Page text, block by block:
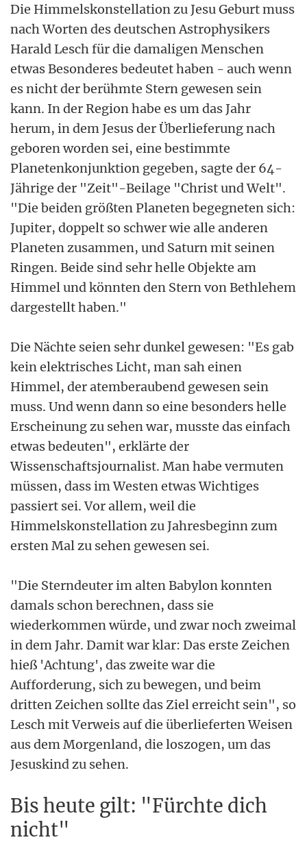
Die Himmelskonstellation zu Jesu Geburt muss
nach Worten des deutschen Astrophysikers
Harald Lesch für die damaligen Menschen
etwas Besonderes bedeutet haben - auch wenn
es nicht der berühmte Stern gewesen sein
kann. In der Region habe es um das Jahr
herum, in dem Jesus der Überlieferung nach
geboren worden sei, eine bestimmte
Planetenkonjunktion gegeben, sagte der 64-
Jährige der "Zeit"-Beilage "Christ und Welt".
"Die beiden größten Planeten begegneten sich:
Jupiter, doppelt so schwer wie alle anderen
Planeten zusammen, und Saturn mit seinen
Ringen. Beide sind sehr helle Objekte am
Himmel und könnten den Stern von Bethlehem
dargestellt haben."
Die Nächte seien sehr dunkel gewesen: "Es gab
kein elektrisches Licht, man sah einen
Himmel, der atemberaubend gewesen sein
muss. Und wenn dann so eine besonders helle
Erscheinung zu sehen war, musste das einfach
etwas bedeuten", erklärte der
Wissenschaftsjournalist. Man habe vermuten
müssen, dass im Westen etwas Wichtiges
passiert sei. Vor allem, weil die
Himmelskonstellation zu Jahresbeginn zum
ersten Mal zu sehen gewesen sei.
"Die Sterndeuter im alten Babylon konnten
damals schon berechnen, dass sie
wiederkommen würde, und zwar noch zweimal
in dem Jahr. Damit war klar: Das erste Zeichen
hieß 'Achtung', das zweite war die
Aufforderung, sich zu bewegen, und beim
dritten Zeichen sollte das Ziel erreicht sein", so
Lesch mit Verweis auf die überlieferten Weisen
aus dem Morgenland, die loszogen, um das
Jesuskind zu sehen.
Bis heute gilt: "Fürchte dich
nicht"